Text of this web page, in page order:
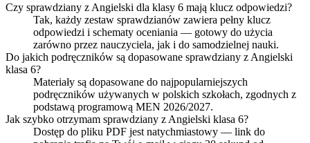
Czy sprawdziany z Angielski dla klasy 6 mają klucz odpowiedzi?
Tak, każdy zestaw sprawdzianów zawiera pełny klucz
odpowiedzi i schematy oceniania — gotowy do użycia
zarówno przez nauczyciela, jak i do samodzielnej nauki.
Do jakich podręczników są dopasowane sprawdziany z Angielski
klasa 6?
Materiały są dopasowane do najpopularniejszych
podręczników używanych w polskich szkołach, zgodnych z
podstawą programową MEN 2026/2027.
Jak szybko otrzymam sprawdziany z Angielski klasa 6?
Dostęp do pliku PDF jest natychmiastowy — link do